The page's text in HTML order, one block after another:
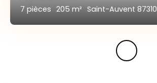
7 pièces 205 m² Saint-Auvent 87310